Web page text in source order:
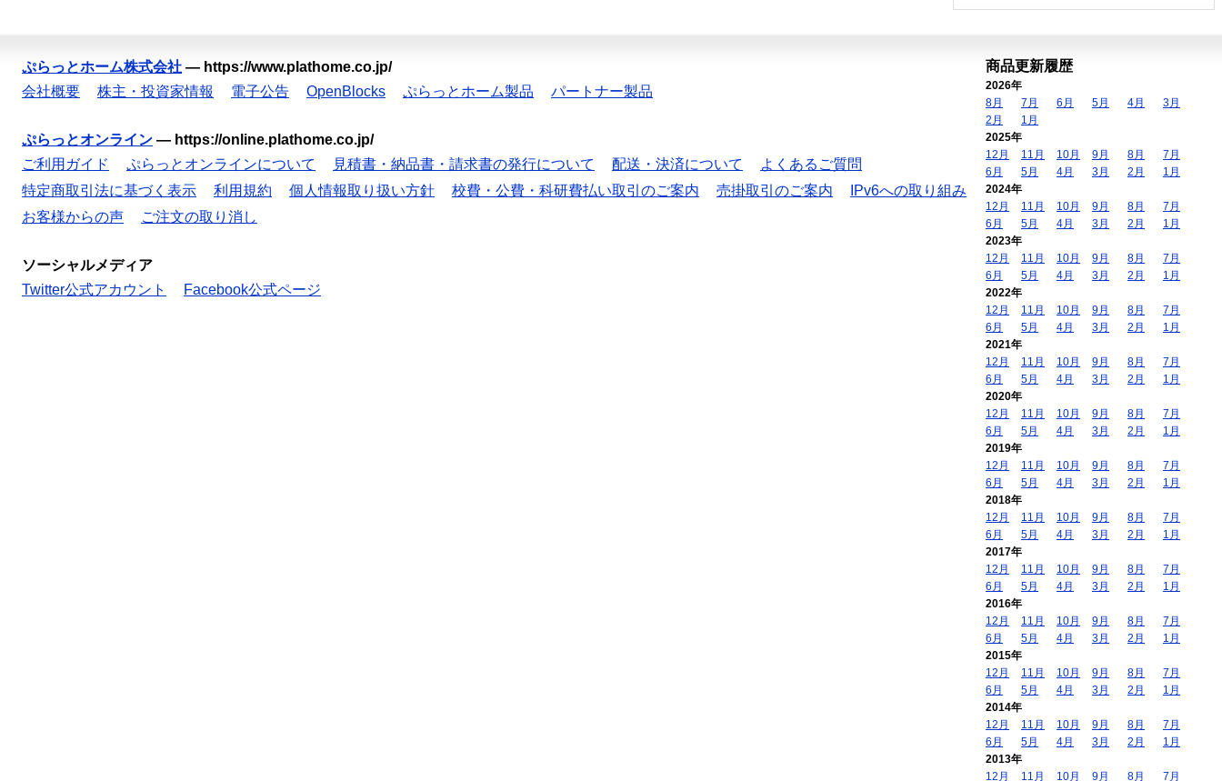
ぷらっとホーム株式会社 — https://www.plathome.co.jp/
会社概要
株主・投資家情報 電子公告 OpenBlocks ぷらっとホーム製品 パートナー製品
ぷらっとオンライン — https://online.plathome.co.jp/
ご利用ガイド
ぷらっとオンラインについて 見積書・納品書・請求書の発行について 配送・決済について
よくあるご質問
特定商取引法に基づく表示
利用規約 個人情報取り扱い方針 校費・公費・科研費払い取引のご案内 売掛取引のご案内
IPv6への取り組み
お客様からの声
ご注文の取り消し
ソーシャルメディア
Twitter公式アカウント
Facebook公式ページ
商品更新履歴
2026年
8月
7月 6月 5月 4月
3月
2月
1月
2025年
12月
11月 10月 9月 8月
7月
6月
5月 4月 3月 2月
1月
2024年
12月
11月 10月 9月 8月
7月
6月
5月 4月 3月 2月
1月
2023年
12月
11月 10月 9月 8月
7月
6月
5月 4月 3月 2月
1月
2022年
12月
11月 10月 9月 8月
7月
6月
5月 4月 3月 2月
1月
2021年
12月
11月 10月 9月 8月
7月
6月
5月 4月 3月 2月
1月
2020年
12月
11月 10月 9月 8月
7月
6月
5月 4月 3月 2月
1月
2019年
12月
11月 10月 9月 8月
7月
6月
5月 4月 3月 2月
1月
2018年
12月
11月 10月 9月 8月
7月
6月
5月 4月 3月 2月
1月
2017年
12月
11月 10月 9月 8月
7月
6月
5月 4月 3月 2月
1月
2016年
12月
11月 10月 9月 8月
7月
6月
5月 4月 3月 2月
1月
2015年
12月
11月 10月 9月 8月
7月
6月
5月 4月 3月 2月
1月
2014年
12月
11月 10月 9月 8月
7月
6月
5月 4月 3月 2月
1月
2013年
12月
11月 10月 9月 8月 7月